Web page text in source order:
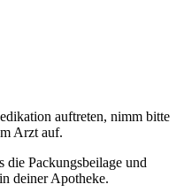
auftreten, nimm bitte
Arzt auf.
Packungsbeilage und
deiner Apotheke.